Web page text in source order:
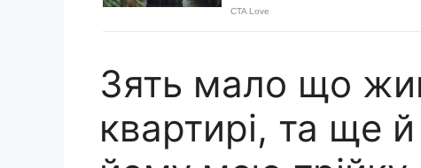
Зять мало що
квартирі, та ще